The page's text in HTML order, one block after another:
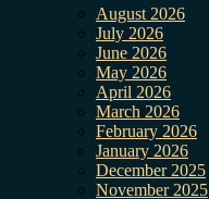
August 2026
July 2026
June 2026
May 2026
April 2026
March 2026
February 2026
January 2026
December 2025
November 2025